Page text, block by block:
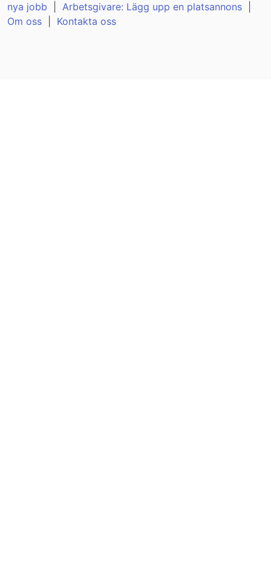
nya jobb
Arbetsgivare: Lägg upp en platsannons
Om oss
Kontakta oss